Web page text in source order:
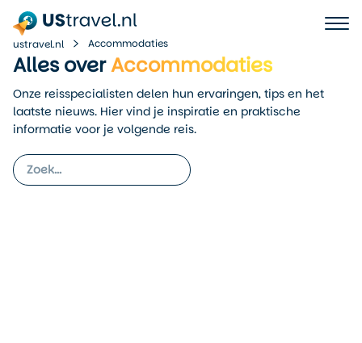
ustravel.nl Accommodaties
Alles overAccommodaties
Onze reisspecialisten delen hun ervaringen, tips en het
laatste nieuws. Hier vind je inspiratie en praktische
informatie voor je volgende reis.